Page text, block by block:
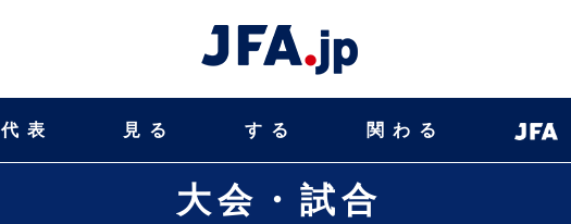
代表 見る する 関わる
大会・試合